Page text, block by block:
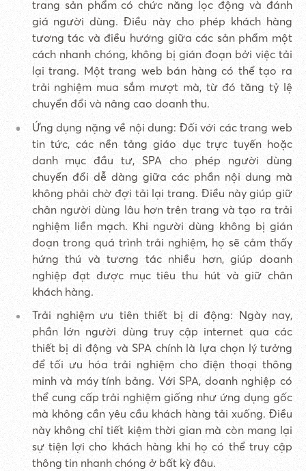
trang sản phẩm có chức năng lọc động và đánh
giá người dùng. Điều này cho phép khách hàng
tương tác và điều hướng giữa các sản phẩm một
cách nhanh chóng, không bị gián đoạn bởi việc tải
lại trang. Một trang web bán hàng có thể tạo ra
trải nghiệm mua sắm mượt mà, từ đó tăng tỷ lệ
chuyển đổi và nâng cao doanh thu.
Ứng dụng nặng về nội dung: Đối với các trang web
tin tức, các nền tảng giáo dục trực tuyến hoặc
danh mục đầu tư, SPA cho phép người dùng
chuyển đổi dễ dàng giữa các phần nội dung mà
không phải chờ đợi tải lại trang. Điều này giúp giữ
chân người dùng lâu hơn trên trang và tạo ra trải
nghiệm liền mạch. Khi người dùng không bị gián
đoạn trong quá trình trải nghiệm, họ sẽ cảm thấy
hứng thú và tương tác nhiều hơn, giúp doanh
nghiệp đạt được mục tiêu thu hút và giữ chân
khách hàng.
Trải nghiệm ưu tiên thiết bị di động: Ngày nay,
phần lớn người dùng truy cập internet qua các
thiết bị di động và SPA chính là lựa chọn lý tưởng
để tối ưu hóa trải nghiệm cho điện thoại thông
minh và máy tính bảng. Với SPA, doanh nghiệp có
thể cung cấp trải nghiệm giống như ứng dụng gốc
mà không cần yêu cầu khách hàng tải xuống. Điều
này không chỉ tiết kiệm thời gian mà còn mang lại
sự tiện lợi cho khách hàng khi họ có thể truy cập
thông tin nhanh chóng ở bất kỳ đâu.